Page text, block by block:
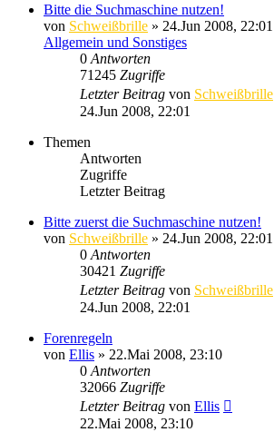
Bitte die Suchmaschine nutzen!
von Schweißbrille » 24.Jun 2008, 22:01
Allgemein und Sonstiges
0 Antworten
71245 Zugriffe
Letzter Beitrag von Schweißbrille
24.Jun 2008, 22:01
Themen
Antworten
Zugriffe
Letzter Beitrag
Bitte zuerst die Suchmaschine nutzen!
von Schweißbrille » 24.Jun 2008, 22:01
0 Antworten
30421 Zugriffe
Letzter Beitrag von Schweißbrille
24.Jun 2008, 22:01
Forenregeln
von Ellis » 22.Mai 2008, 23:10
0 Antworten
32066 Zugriffe
Letzter Beitrag von Ellis
22.Mai 2008, 23:10